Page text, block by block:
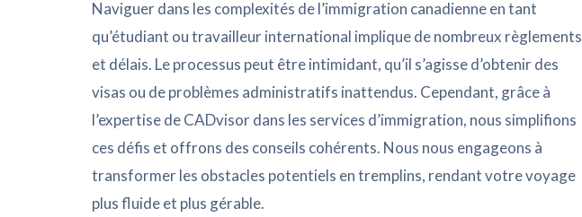
Naviguer dans les complexités de l’immigration canadienne en tant
qu’étudiant ou travailleur international implique de nombreux règlements
et délais. Le processus peut être intimidant, qu’il s’agisse d’obtenir des
visas ou de problèmes administratifs inattendus. Cependant, grâce à
l’expertise de CADvisor dans les services d’immigration, nous simplifions
ces défis et offrons des conseils cohérents. Nous nous engageons à
transformer les obstacles potentiels en tremplins, rendant votre voyage
plus fluide et plus gérable.